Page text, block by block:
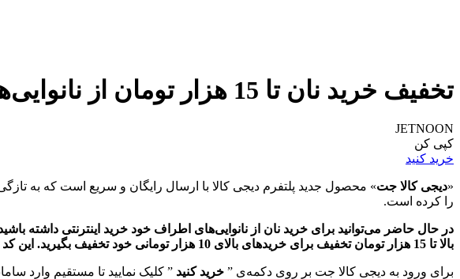
تخفیف خرید نان تا 15 هزار تومان از نانوایی‌های دیجی کالا جت
JETNOON
کپی کن
خرید کنید
«دیجی کالا جت» محصول جدید پلتفرم دیجی کالا با ارسال رایگان و سریع است که به
را کرده است.
در حال حاضر می‌توانید برای خرید نان از نانوایی‌های اطراف خود خرید اینترنتی داشته
بالا تا 15 هزار تومان تخفیف برای خریدهای بالای 10 هزار تومانی خود تخفیف بگیرید. این کد تخفیف برای سه بار خرید نانوایی می‌باشد که هر بار مبلغ 5 هزار تومان تخفیف شامل می‌شود.
برای ورود به دیجی کالا جت بر روی دکمه‌ی ” خرید کنید ” کلیک نمایید تا مستقیم وارد